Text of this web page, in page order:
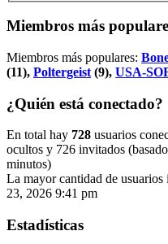
Miembros más
Miembros más populares:
(11), Poltergeist (9), USA-
¿Quién está conectado?
En total hay 728 usuarios
ocultos y 726 invitados
minutos)
La mayor cantidad de
23, 2026 9:41 pm
Estadísticas